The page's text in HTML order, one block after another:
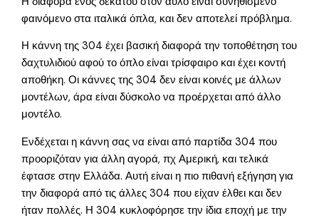
φαινόμενο στα ιταλικά όπλα, και δεν αποτελεί πρόβλημα.
Η κάννη της 304 έχει βασική διαφορά την τοποθέτηση του
δαχτυλιδιού αφού το όπλο είναι τρίσφαιρο και έχει κοντή
αποθήκη. Οι κάννες της 304 δεν είναι κοινές με άλλων
μοντέλων, άρα είναι δύσκολο να προέρχεται από άλλο
μοντέλο.
Ενδέχεται η κάννη σας να είναι από παρτίδα 304 που
προοριζόταν για άλλη αγορά, πχ Αμερική, και τελικά
έφτασε στην Ελλάδα. Αυτή είναι η πιο πιθανή εξήγηση για
την διαφορά από τις άλλες 304 που είχαν έλθει και δεν
ήταν πολλές. Η 304 κυκλοφόρησε την ίδια εποχή με την